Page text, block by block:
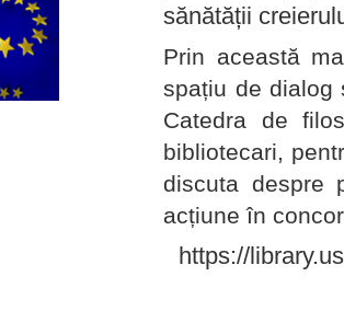
sănătății
Prin această
spațiu de dialog
Catedra de
bibliotecari,
discuta despre
acțiune în
https://